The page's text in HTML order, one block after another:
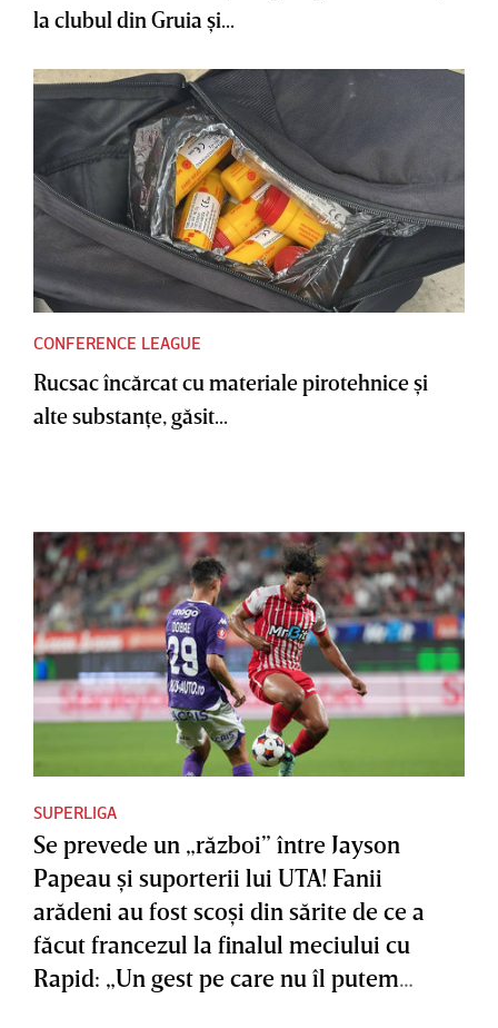
la clubul din Gruia şi...
CONFERENCE LEAGUE
Rucsac încărcat cu materiale pirotehnice şi
alte substanţe, găsit...
SUPERLIGA
Se prevede un „război” între Jayson
Papeau şi suporterii lui UTA! Fanii
arădeni au fost scoşi din sărite de ce a
făcut francezul la finalul meciului cu
Rapid: „Un gest pe care nu îl putem